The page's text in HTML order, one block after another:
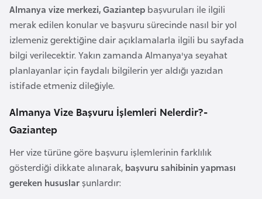
Almanya vize merkezi, Gaziantep başvuruları ile ilgili
merak edilen konular ve başvuru sürecinde nasıl bir yol
izlemeniz gerektiğine dair açıklamalarla ilgili bu sayfada
bilgi verilecektir. Yakın zamanda Almanya'ya seyahat
planlayanlar için faydalı bilgilerin yer aldığı yazıdan
istifade etmeniz dileğiyle.
Almanya Vize Başvuru İşlemleri Nelerdir?-
Gaziantep
Her vize türüne göre başvuru işlemlerinin farklılık
gösterdiği dikkate alınarak, başvuru sahibinin yapması
gereken hususlarşunlardır:
a
n
B
a
h
e
y
n
B